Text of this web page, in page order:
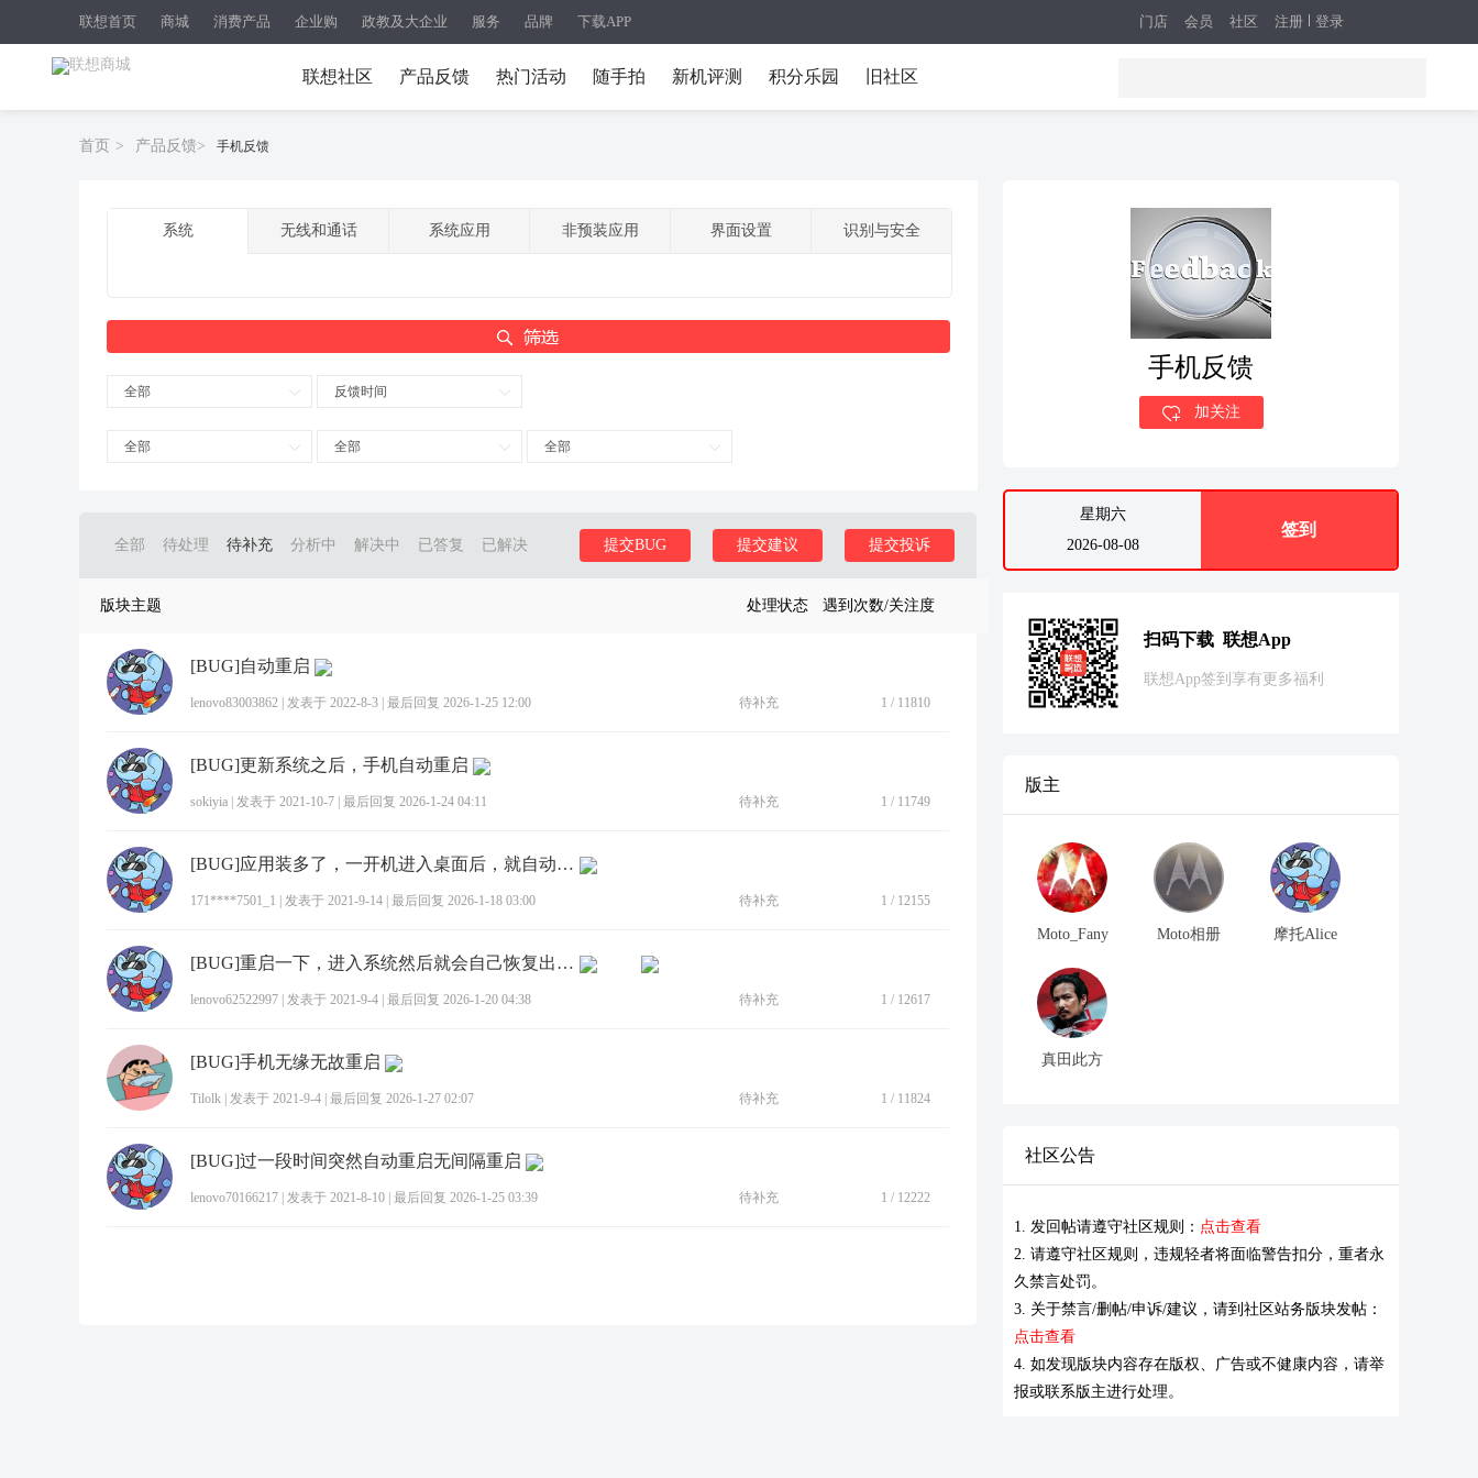
联想首页 商城 消费产品 企业购 政教及大企业 服务 品牌 下载APP 注册 登录
门店 会员 社区
联想社区 产品反馈 热门活动 随手拍 新机评测 积分乐园 旧社区
首页 > 产品反馈> 手机反馈
系统 无线和通话 系统应用 非预装应用 界面设置 识别与安全
全部 反馈时间
全部 全部 全部
全部 待处理 待补充 分析中 解决中 已答复 已解决 提交投诉
提交建议
提交BUG
版块主题 处理状态 遇到次数/关注度
[BUG]自动重启
lenovo83003862 发表于 2022-8-3 最后回复 2026-1-25 12:00 待补充 1 / 11810
[BUG]更新系统之后，手机自动重启
sokiyia 发表于 2021-10-7 最后回复 2026-1-24 04:11 待补充 1 / 11749
[BUG]应用装多了，一开机进入桌面后，就自动重启。
171****7501_1 发表于 2021-9-14 最后回复 2026-1-18 03:00 待补充 1 / 12155
[BUG]重启一下，进入系统然后就会自己恢复出厂设置，
lenovo62522997 发表于 2021-9-4 最后回复 2026-1-20 04:38 待补充 1 / 12617
[BUG]手机无缘无故重启
Tilolk 发表于 2021-9-4 最后回复 2026-1-27 02:07 待补充 1 / 11824
[BUG]过一段时间突然自动重启无间隔重启
lenovo70166217 发表于 2021-8-10 最后回复 2026-1-25 03:39 待补充 1 / 12222
手机反馈
加关注
星期六
2026-08-08
签到
扫码下载 联想App
联想App签到享有更多福利
版主
Moto_Fany Moto相册 摩托Alice
真田此方
社区公告
1. 发回帖请遵守社区规则： 点击查看
2. 请遵守社区规则，违规轻者将面临警告扣分，重者永
久禁言处罚。
3. 关于禁言/删帖/申诉/建议，请到社区站务版块发帖：
点击查看
4. 如发现版块内容存在版权、广告或不健康内容，请举
报或联系版主进行处理。